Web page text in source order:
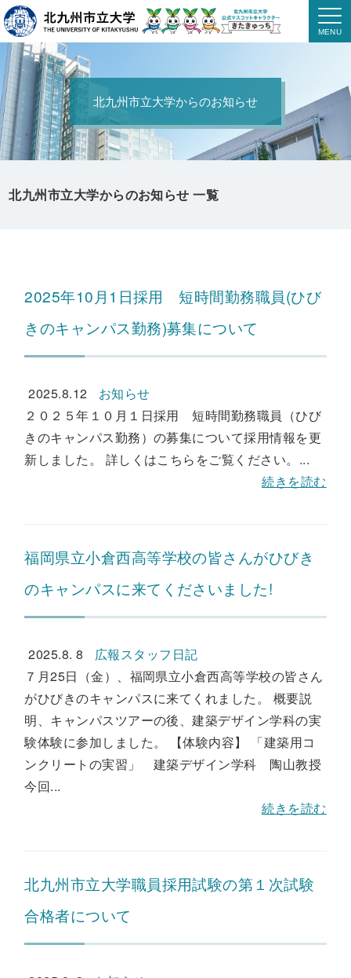
北九州市立大学からのお知らせ
北九州市立大学からのお知らせ 一覧
2025年10月1日採用 短時間勤務職員(ひび
きのキャンパス勤務)募集について
2025.8.12
お知らせ
２０２５年１０月１日採用 短時間勤務職員（ひび
きのキャンパス勤務）の募集について採用情報を更
新しました。 詳しくはこちらをご覧ください。...
続きを読む
福岡県立小倉西高等学校の皆さんがひびき
のキャンパスに来てくださいました!
2025.8. 8
広報スタッフ日記
７月25日（金）、福岡県立小倉西高等学校の皆さん
がひびきのキャンパスに来てくれました。 概要説
明、キャンパスツアーの後、建築デザイン学科の実
験体験に参加しました。 【体験内容】 「建築用コ
ンクリートの実習」 建築デザイン学科 陶山教授
今回...
続きを読む
北九州市立大学職員採用試験の第１次試験
合格者について